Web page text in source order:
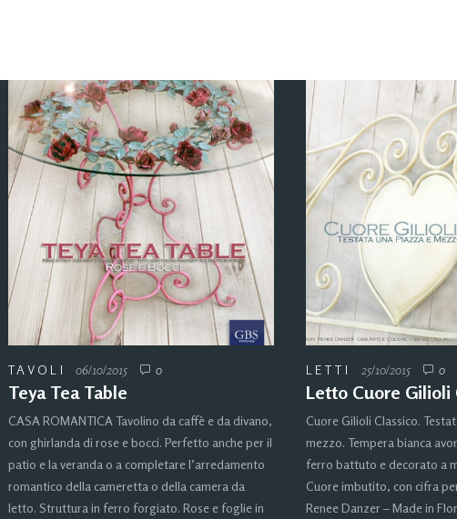
TAVOLI 06/10/2015 0
Teya Tea Table
CASA ROMANTICA Tavolino da caffè e da divano,
con ghirlanda di rose e bocci. Perfetto anche per il
patio e la veranda o a completare l’arredamento
romantico della cameretta o della camera da
letto. Struttura in ferro forgiato. Rose e foglie in
LETTI 25/10/2015 0
Letto Cuore Gilioli
Cuore Gilioli Classico.
mezzo. Tempera bianca
ferro battuto e decorato a
Cuore imbutito, con cifra
Renee Danzer – Made in